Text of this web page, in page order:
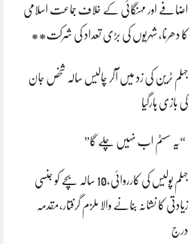
اضافے اور مہنگائی کے خلاف جماعت اسلامی
کا دھرنا، شہریوں کی بڑی تعداد کی شرکت**
جہلم ٹرین کی زد میں آکر چالیس سالہ شخص جان
کی بازی ہارگیا
“یہ سسٹم اب نہیں چلے گا”
جہلم پولیس کی کارروائی،10 سالہ بچے کو جنسی
زیادتی کا نشانہ بنانے والا ملزم گرفتار،مقدمہ
درج